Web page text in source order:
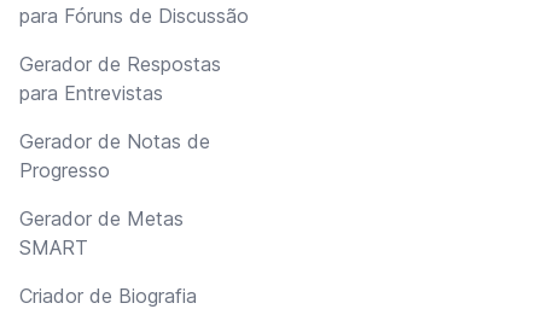
para Fóruns de Discussão
Gerador de Respostas
para Entrevistas
Gerador de Notas de
Progresso
Gerador de Metas
SMART
Criador de Biografia